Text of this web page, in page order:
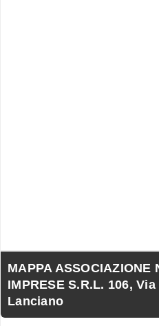
MAPPA ASSOCIAZIONE
IMPRESE S.R.L. 106,
Lanciano